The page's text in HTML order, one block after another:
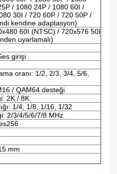
/ 1080 24P / 1080 60I /
30I / 720 60P / 720 50P /
kendine adaptasyon)
60I (NTSC) / 720x576 50I
uyarlamalı)
girişi
oranı: 1/2, 2/3, 3/4, 5/6,
/ QAM64 desteği
2K / 8K
1/4, 1/8, 1/16, 1/32
2/3/4/5/6/7/8 MHz
mm